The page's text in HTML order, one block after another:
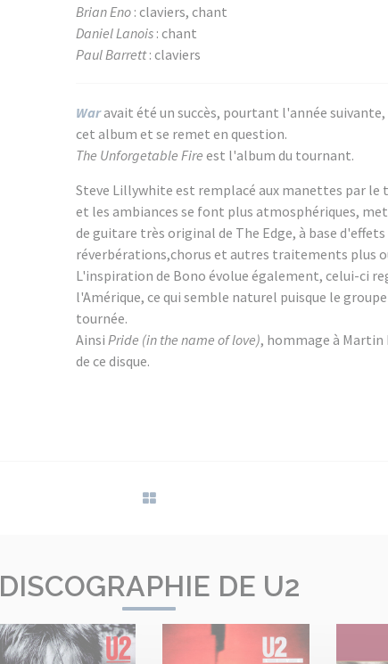
Brian Eno : claviers, chant
Daniel Lanois: chant
Paul Barrett: claviers
Waravait été un succès, pourtant l'année suivante,
cet album et se remet en question.
The Unforgetable Fire est l'album du tournant.
Steve Lillywhite est remplacé aux manettes par le
et les ambiances se font plus atmosphériques,
de guitare très original de The Edge, à base
réverbérations,chorus et autres traitements plus
L'inspiration de Bono évolue également, celui-ci
l'Amérique, ce qui semble naturel puisque le
tournée.
Ainsi Pride (in the name of love), hommage à
de ce disque.
DISCOGRAPHIE DE U2